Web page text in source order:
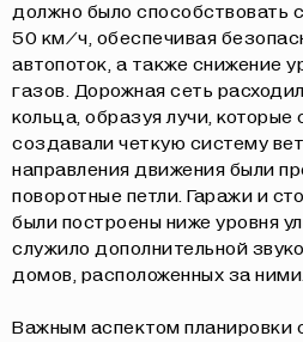
должно было способствовать
50 км/ч, обеспечивая
автопоток, а также снижение
газов. Дорожная сеть
кольца, образуя лучи,
создавали четкую систему
направления движения были
поворотные петли. Гаражи и
были построены ниже уровня
служило дополнительной
домов, расположенных за ними.
Важным аспектом планировки